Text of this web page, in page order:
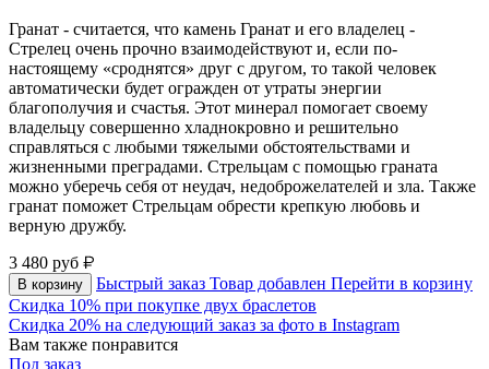
Гранат - считается, что камень Гранат и его владелец -
Стрелец очень прочно взаимодействуют и, если по-
настоящему «сроднятся» друг с другом, то такой человек
автоматически будет огражден от утраты энергии
благополучия и счастья. Этот минерал помогает своему
владельцу совершенно хладнокровно и решительно
справляться с любыми тяжелыми обстоятельствами и
жизненными преградами. Стрельцам с помощью граната
можно уберечь себя от неудач, недоброжелателей и зла. Также
гранат поможет Стрельцам обрести крепкую любовь и
верную дружбу.
3 480 руб
В корзину Быстрый заказ Товар добавлен Перейти в корзину
Скидка 10% при покупке двух браслетов
Скидка 20% на следующий заказ за фото в Instagram
Вам также понравится
Под заказ